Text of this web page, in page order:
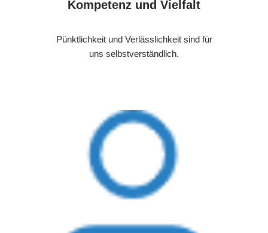
Kompetenz und Vielfalt
Pünktlichkeit und Verlässlichkeit sind für
uns selbstverständlich.